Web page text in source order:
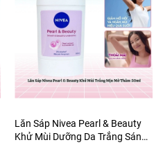
Lăn Sáp Nivea Pearl & Beauty
Khử Mùi Dưỡng Da Trắng Sáng